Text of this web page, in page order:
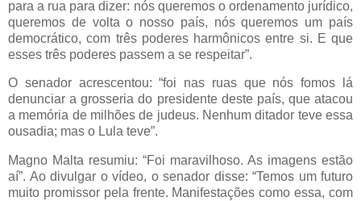
para a rua para dizer: nós queremos o ordenamento jurídico,
queremos de volta o nosso país, nós queremos um país
democrático, com três poderes harmônicos entre si. E que
esses três poderes passem a se respeitar”.
O senador acrescentou: “foi nas ruas que nós fomos lá
denunciar a grosseria do presidente deste país, que atacou
a memória de milhões de judeus. Nenhum ditador teve essa
ousadia; mas o Lula teve”.
Magno Malta resumiu: “Foi maravilhoso. As imagens estão
aí”. Ao divulgar o vídeo, o senador disse: “Temos um futuro
muito promissor pela frente. Manifestações como essa, com